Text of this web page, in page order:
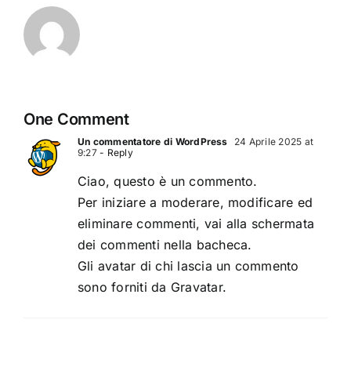
One Comment
Un commentatore di WordPress
24 Aprile 2025 at
9:27- Reply
Ciao, questo è un commento.
Per iniziare a moderare, modificare ed
eliminare commenti, vai alla schermata
dei commenti nella bacheca.
Gli avatar di chi lascia un commento
sono forniti da Gravatar.